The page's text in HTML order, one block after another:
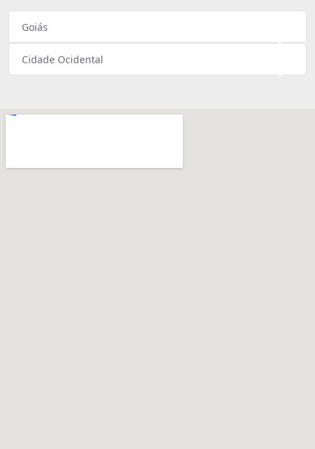
×
Goiás
×
Cidade Ocidental